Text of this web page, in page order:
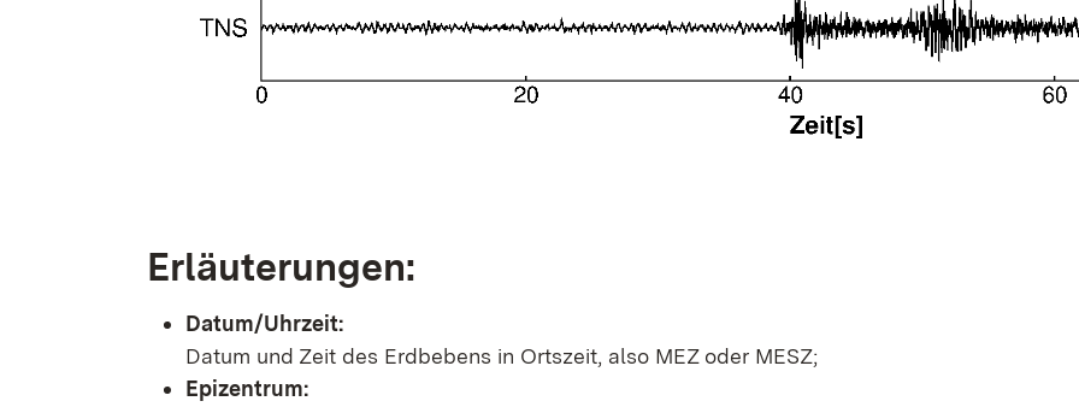
Erläuterungen:
Datum/Uhrzeit:
Datum und Zeit des Erdbebens in Ortszeit, also MEZ oder MESZ;
Epizentrum: